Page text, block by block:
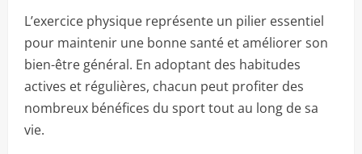
L’exercice physique représente un pilier essentiel
pour maintenir une bonne santé et améliorer son
bien-être général. En adoptant des habitudes
actives et régulières, chacun peut profiter des
nombreux bénéfices du sport tout au long de sa
vie.